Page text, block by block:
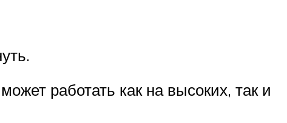
работать как на высоких, так и